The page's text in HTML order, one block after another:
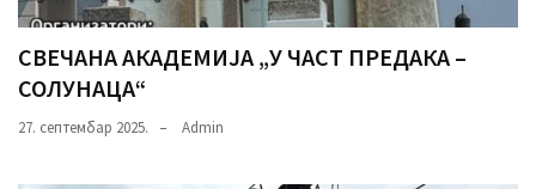
СВЕЧАНА АКАДЕМИЈА „У ЧАСТ ПРЕДАКА –
СОЛУНАЦА“
27. септембар 2025. Admin